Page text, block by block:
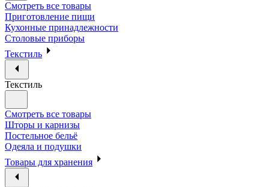
Смотреть все товары
Приготовление пищи
Кухонные принадлежности
Столовые приборы
Текстиль
Текстиль
Смотреть все товары
Шторы и карнизы
Постельное бельё
Одеяла и подушки
Товары для хранения